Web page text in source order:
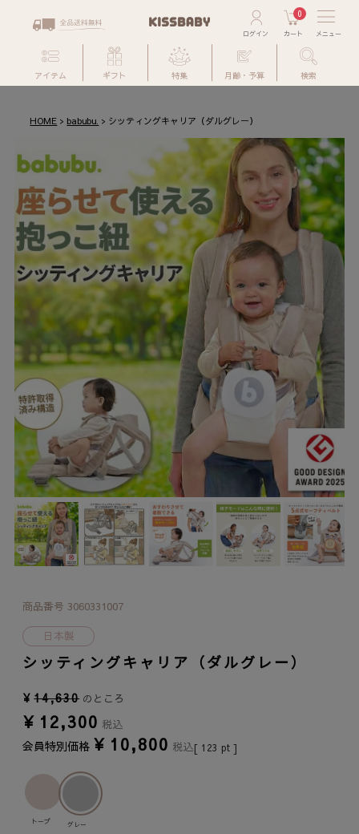
0
アイテム ギフト 特集 月齢・予算 検索
HOME babubu. シッティングキャリア（ダルグレー）
商品番号 3060331007
日本製
シッティングキャリア（ダルグレー）
¥ 14,630 のところ
¥ 12,300 税込
会員特別価格 ¥ 10,800 税込[ 123 pt ]
トープ グレー